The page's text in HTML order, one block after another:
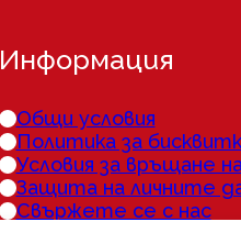
Информация
Общи условия
Политика за
Условия за връщане
Защита на личните
Свържете се с нас